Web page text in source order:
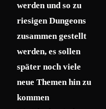
werden und so zu
riesigen Dungeons
zusammen gestellt
werden, es sollen
später noch viele
neue Themen hin zu
kommen